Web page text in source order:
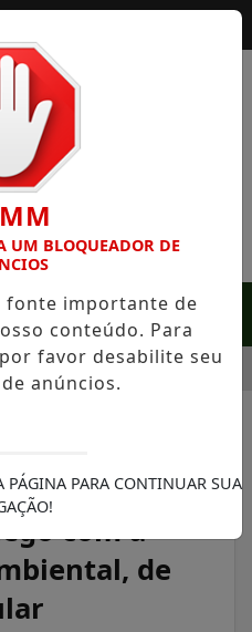
MENU
ALTA PRODUTIVIDADE E
plástica
com a
de
UM BLOQUEADOR DE
fonte importante de
conteúdo. Para
favor desabilite seu
anúncios.
PÁGINA PARA CONTINUAR SUA